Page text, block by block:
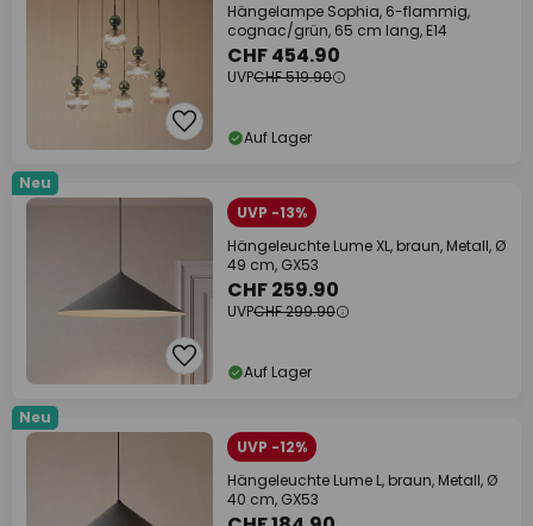
Hängelampe Sophia, 6-flammig,
cognac/grün, 65 cm lang, E14
CHF 454.90
UVPCHF 519.90
Auf Lager
Neu
UVP -13%
Hängeleuchte Lume XL, braun, Metall, Ø
49 cm, GX53
CHF 259.90
UVPCHF 299.90
Auf Lager
Neu
UVP -12%
Hängeleuchte Lume L, braun, Metall, Ø
40 cm, GX53